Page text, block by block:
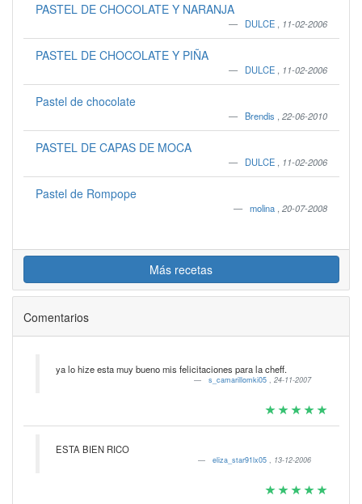
PASTEL DE CHOCOLATE Y NARANJA
DULCE 11-02-2006
PASTEL DE CHOCOLATE Y PIÑA
DULCE 11-02-2006
Pastel de chocolate
Brendis 22-06-2010
PASTEL DE CAPAS DE MOCA
DULCE 11-02-2006
Pastel de Rompope
molina 20-07-2008
Más recetas
Comentarios
ya lo hize esta muy bueno mis felicitaciones para la cheff.
s_camarillomki05 , 24-11-2007
ESTA BIEN RICO
eliza_star91lx05 , 13-12-2006